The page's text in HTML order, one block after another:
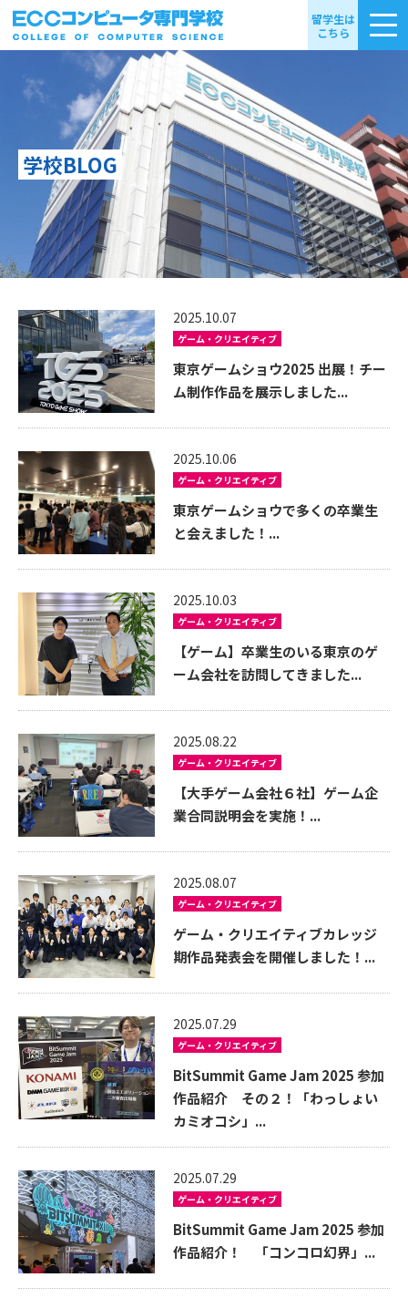
留学生は
こちら
学校BLOG
2025.10.07
ゲーム・クリエイティブ
東京ゲームショウ2025 出展！チー
ム制作作品を展示しました...
2025.10.06
ゲーム・クリエイティブ
東京ゲームショウで多くの卒業生
と会えました！...
2025.10.03
ゲーム・クリエイティブ
【ゲーム】卒業生のいる東京のゲ
ーム会社を訪問してきました...
2025.08.22
ゲーム・クリエイティブ
【大手ゲーム会社６社】ゲーム企
業合同説明会を実施！...
2025.08.07
ゲーム・クリエイティブ
ゲーム・クリエイティブカレッジ
期作品発表会を開催しました！...
2025.07.29
ゲーム・クリエイティブ
BitSummit Game Jam 2025 参加
作品紹介 その２！「わっしょい
カミオコシ」...
2025.07.29
ゲーム・クリエイティブ
BitSummit Game Jam 2025 参加
作品紹介！ 「コンコロ幻界」...